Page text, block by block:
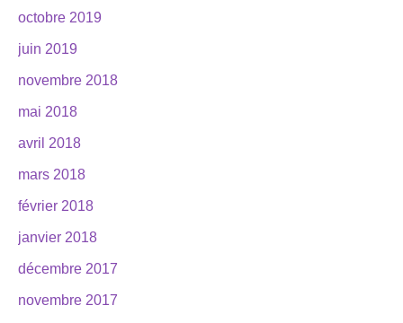
octobre 2019
juin 2019
novembre 2018
mai 2018
avril 2018
mars 2018
février 2018
janvier 2018
décembre 2017
novembre 2017